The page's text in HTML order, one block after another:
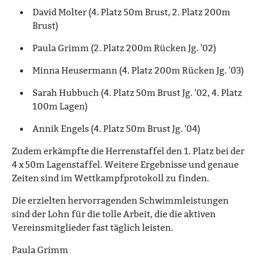
David Molter (4. Platz 50m Brust, 2. Platz 200m
Brust)
Paula Grimm (2. Platz 200m Rücken Jg. '02)
Minna Heusermann (4. Platz 200m Rücken Jg. '03)
Sarah Hubbuch (4. Platz 50m Brust Jg. '02, 4. Platz
100m Lagen)
Annik Engels (4. Platz 50m Brust Jg. '04)
Zudem erkämpfte die Herrenstaffel den 1. Platz bei der
4 x 50m Lagenstaffel. Weitere Ergebnisse und genaue
Zeiten sind im Wettkampfprotokoll zu finden.
Die erzielten hervorragenden Schwimmleistungen
sind der Lohn für die tolle Arbeit, die die aktiven
Vereinsmitglieder fast täglich leisten.
Paula Grimm